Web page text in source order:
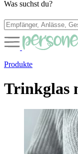
Was suchst du?
Produkte
Trinkglas